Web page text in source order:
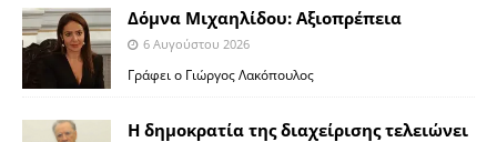
Δόμνα Μιχαηλίδου: Αξιοπρέπεια
6 Αυγούστου 2026
Γράφει ο Γιώργος Λακόπουλος
Η δημοκρατία της διαχείρισης τελειώνει